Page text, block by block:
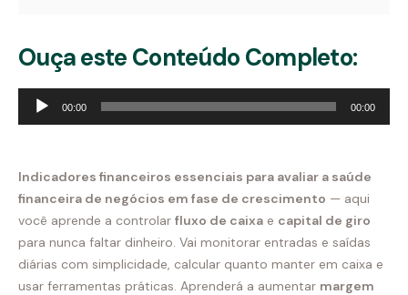
Ouça este Conteúdo Completo:
Tocador
00:00 00:00
Indicadores financeiros essenciais para avaliar a saúde
financeira de negócios em fase de crescimento — aqui
você aprende a controlar fluxo de caixa e capital de giro
para nunca faltar dinheiro. Vai monitorar entradas e saídas
diárias com simplicidade, calcular quanto manter em caixa e
usar ferramentas práticas. Aprenderá a aumentar margem